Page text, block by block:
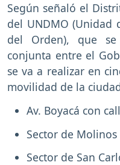
Según señaló el
del UNDMO (Unidad
del Orden), que
conjunta entre el
se va a realizar en
movilidad de la
Av. Boyacá con
Sector de Molinos
Sector de San